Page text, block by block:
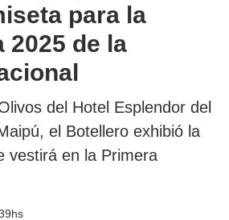
para la
2025 de la
del Hotel Esplendor del
el Botellero exhibió la
vestirá en la Primera